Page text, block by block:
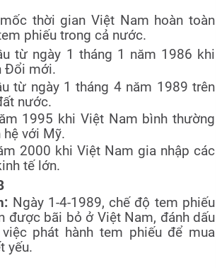
thời gian Việt Nam hoàn toàn
phiếu trong cả nước.
từ ngày 1 tháng 1 năm 1986 khi
Đổi mới.
từ ngày 1 tháng 4 năm 1989 trên
nước.
1995 khi Việt Nam bình thường
hệ với Mỹ.
2000 khi Việt Nam gia nhập các
tế lớn.
Ngày 1-4-1989, chế độ tem phiếu
được bãi bỏ ở Việt Nam, đánh dấu
phát hành tem phiếu để mua
yếu.